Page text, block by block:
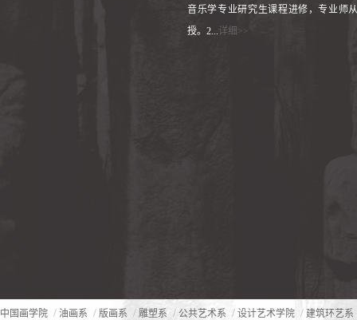
音乐学专业研究生课程进修，专业师
授。2...详细>>
中国画学院 / 油画系 / 版画系 / 雕塑系 / 公共艺术系 / 设计艺术学院 / 建筑环艺系